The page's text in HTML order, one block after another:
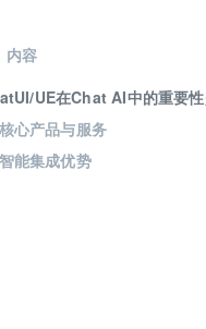
内容
UE在Chat AI中的重要
心产品与服务
能集成优势